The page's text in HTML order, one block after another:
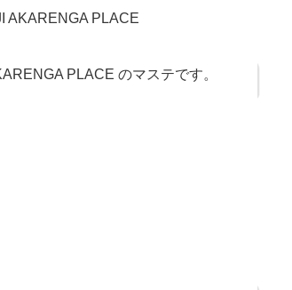
AKARENGA PLACE
PLACE のマステです。